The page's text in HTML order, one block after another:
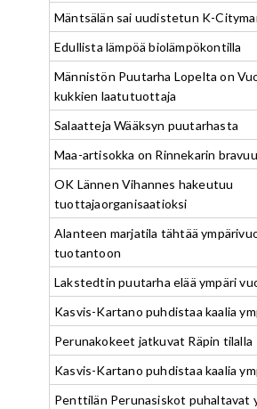
Mäntsälän sai uudistetun K-
Edullista lämpöä biolämpökontilla
Männistön Puutarha Lopelta on
kukkien laatutuottaja
Salaatteja Wääksyn puutarhasta
Maa-artisokka on Rinnekarin
OK Lännen Vihannes hakeutuu
tuottajaorganisaatioksi
Alanteen marjatila tähtää
tuotantoon
Lakstedtin puutarha elää ympäri
Kasvis-Kartano puhdistaa kaalia
Perunakokeet jatkuvat Räpin tilalla
Kasvis-Kartano puhdistaa kaalia
Penttilän Perunasiskot puhaltavat